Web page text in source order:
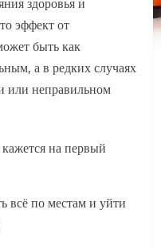
эффект от
быть как
а в редких случаях
или неправильном
на первый
всё по местам и уйти